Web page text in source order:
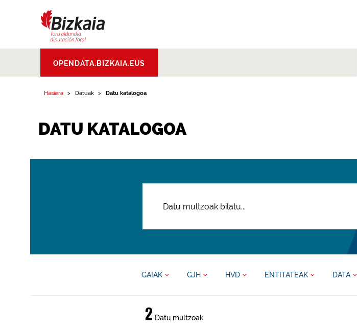
Aldundia.Diputacion
Foral de Bizkaia
OPENDATA.BIZKAIA.EUS
Hasiera Datuak Datu katalogoa
DATU KATALOGOA
GAIAK GJH HVD ENTITATEAK DATA
2 Datu multzoak